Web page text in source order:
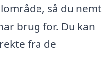
så du nemt
brug for. Du kan
fra de